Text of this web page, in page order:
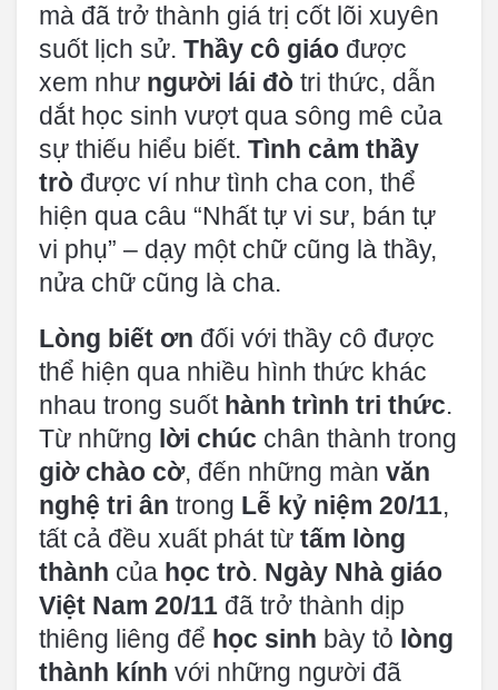
mà đã trở thành giá trị cốt lõi xuyên
suốt lịch sử. Thầy cô giáo được
xem như người lái đò tri thức, dẫn
dắt học sinh vượt qua sông mê của
sự thiếu hiểu biết. Tình cảm thầy
trò được ví như tình cha con, thể
hiện qua câu “Nhất tự vi sư, bán tự
vi phụ” – dạy một chữ cũng là thầy,
nửa chữ cũng là cha.
Lòng biết ơn đối với thầy cô được
thể hiện qua nhiều hình thức khác
nhau trong suốt hành trình tri thức.
Từ những lời chúc chân thành trong
giờ chào cờ, đến những màn văn
nghệ tri ân trong Lễ kỷ niệm 20/11,
tất cả đều xuất phát từ tấm lòng
thành của học trò. Ngày Nhà giáo
Việt Nam 20/11 đã trở thành dịp
thiêng liêng để học sinh bày tỏ lòng
thành kính với những người đã